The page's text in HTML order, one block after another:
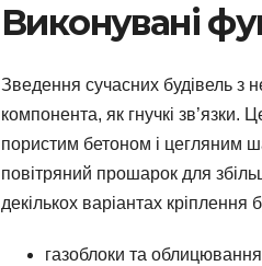
Виконувані
Зведення сучасних будівель з
компонента, як гнучкі
пористим бетоном і цегляним
повітряний прошарок для
декількох варіантах кріплення
газоблоки та